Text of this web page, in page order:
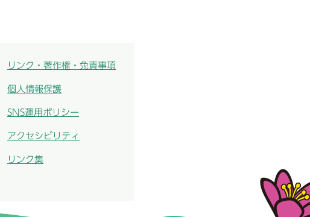
リンク・著作権・免責事項
個人情報保護
SNS運用ポリシー
アクセシビリティ
リンク集